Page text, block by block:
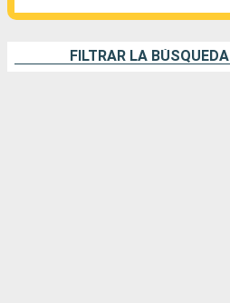
FILTRAR LA BÚSQUEDA